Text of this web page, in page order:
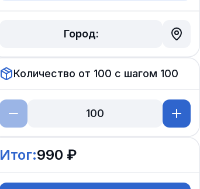
Город:
Количество от 100 с шагом 100
Итог:990 ₽